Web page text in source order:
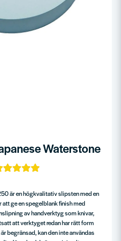
Waterstone
är en högkvalitativ slipsten med en
ge en spegelblank finish med
av handverktyg som knivar,
att verktyget redan har rätt form
begränsad, kan den inte användas